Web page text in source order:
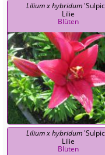
Lilium x hybridum
Lilie
Blüten
Lilium x hybridum
Lilie
Blüten